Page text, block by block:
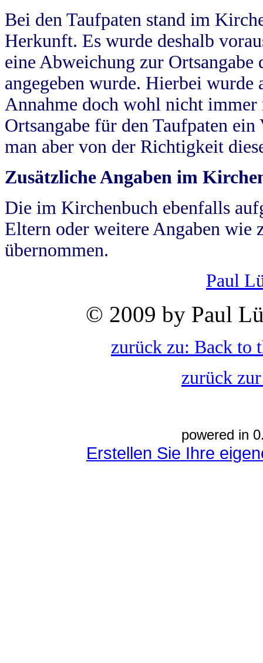
Bei den Taufpaten stand im
Herkunft. Es wurde deshalb
eine Abweichung zur
angegeben wurde. Hierbei wurde
Annahme doch wohl nicht
Ortsangabe für den Taufpaten
man aber von der Richtigkeit
Zusätzliche Angaben im
Die im Kirchenbuch ebenfalls
Eltern oder weitere Angaben wie
übernommen.
Paul
© 2009 by Paul
zurück zu: Back to
zurück
powered in
Erstellen Sie Ihre